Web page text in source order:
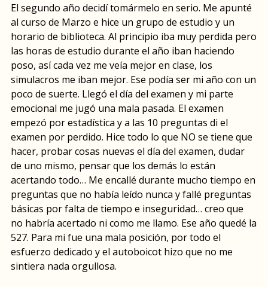
El segundo año decidí tomármelo en serio. Me apunté
al curso de Marzo e hice un grupo de estudio y un
horario de biblioteca. Al principio iba muy perdida pero
las horas de estudio durante el año iban haciendo
poso, así cada vez me veía mejor en clase, los
simulacros me iban mejor. Ese podía ser mi año con un
poco de suerte. Llegó el día del examen y mi parte
emocional me jugó una mala pasada. El examen
empezó por estadística y a las 10 preguntas di el
examen por perdido. Hice todo lo que NO se tiene que
hacer, probar cosas nuevas el día del examen, dudar
de uno mismo, pensar que los demás lo están
acertando todo… Me encallé durante mucho tiempo en
preguntas que no había leído nunca y fallé preguntas
básicas por falta de tiempo e inseguridad… creo que
no habría acertado ni como me llamo. Ese año quedé la
527. Para mi fue una mala posición, por todo el
esfuerzo dedicado y el autoboicot hizo que no me
sintiera nada orgullosa.